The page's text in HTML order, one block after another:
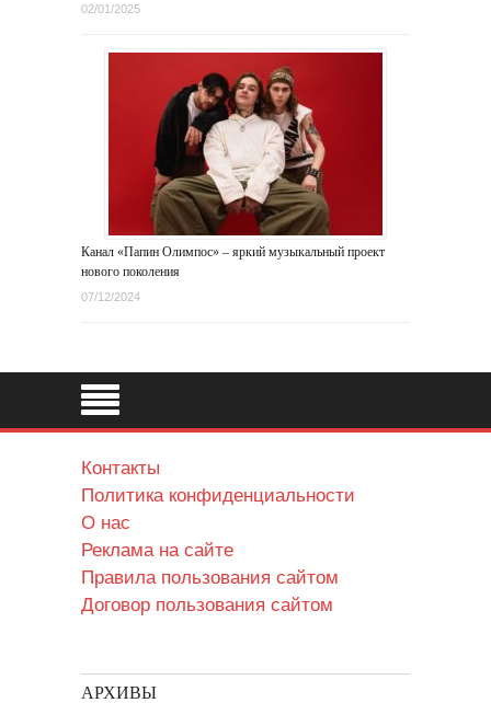
02/01/2025
Канал «Папин Олимпос» – яркий музыкальный проект
нового поколения
07/12/2024
Контакты
Политика конфиденциальности
О нас
Реклама на сайте
Правила пользования сайтом
Договор пользования сайтом
АРХИВЫ